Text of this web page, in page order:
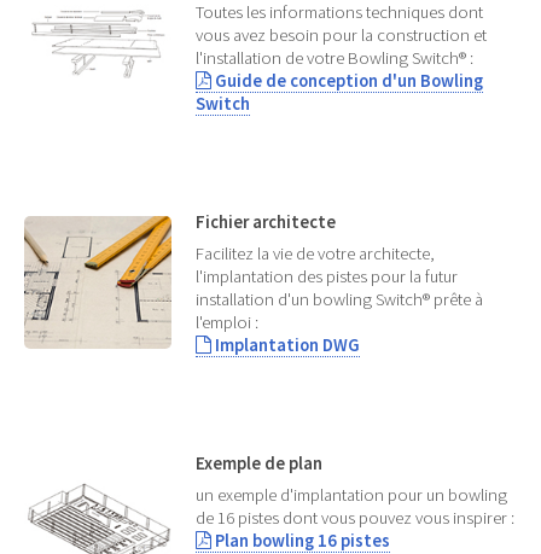
Toutes les informations techniques dont
vous avez besoin pour la construction et
l'installation de votre Bowling Switch® :
Guide de conception d'un Bowling
Switch
Fichier architecte
Facilitez la vie de votre architecte,
l'implantation des pistes pour la futur
installation d'un bowling Switch® prête à
l'emploi :
Implantation DWG
Exemple de plan
un exemple d'implantation pour un bowling
de 16 pistes dont vous pouvez vous inspirer :
Plan bowling 16 pistes